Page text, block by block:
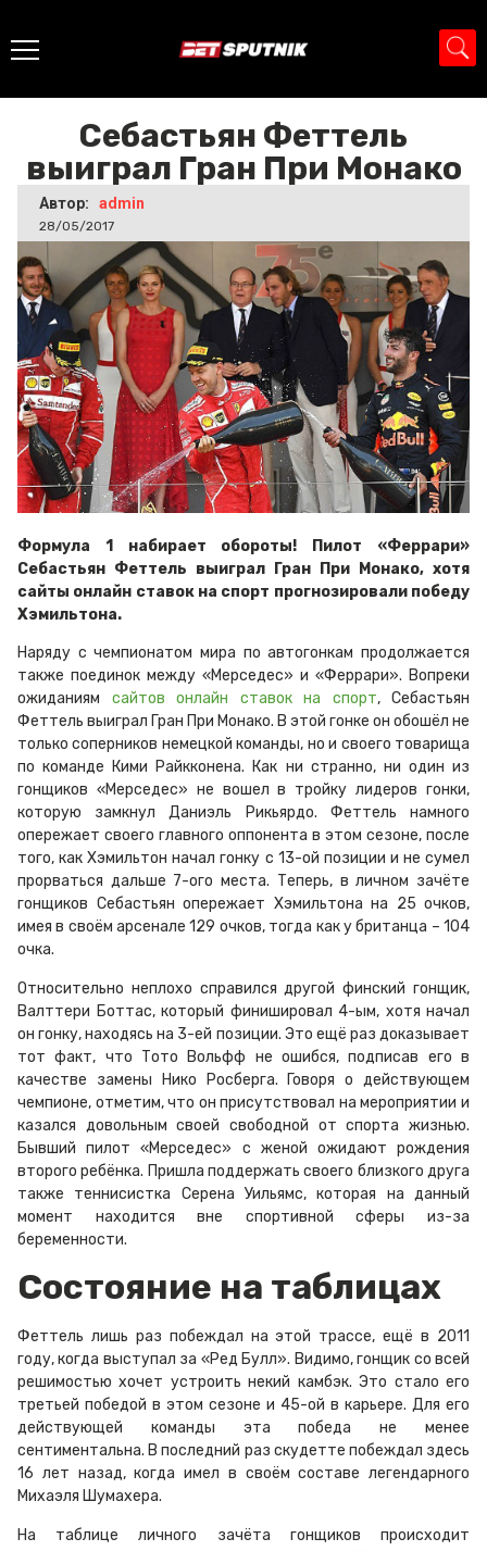
Себастьян Феттель выиграл Гран
Себастьян Феттель
выиграл Гран При Монако
Автор: admin
28/05/2017
Формула 1 набирает обороты! Пилот «Феррари»
Себастьян Феттель выиграл Гран При Монако, хотя
сайты онлайн ставок на спорт прогнозировали победу
Хэмильтона.
Наряду с чемпионатом мира по автогонкам продолжается
также поединок между «Мерседес» и «Феррари». Вопреки
ожиданиям сайтов онлайн ставок на спорт, Себастьян
Феттель выиграл Гран При Монако. В этой гонке он обошёл не
только соперников немецкой команды, но и своего товарища
по команде Кими Райкконена. Как ни странно, ни один из
гонщиков «Мерседес» не вошел в тройку лидеров гонки,
которую замкнул Даниэль Рикьярдо. Феттель намного
опережает своего главного оппонента в этом сезоне, после
того, как Хэмильтон начал гонку с 13-ой позиции и не сумел
прорваться дальше 7-ого места. Теперь, в личном зачёте
гонщиков Себастьян опережает Хэмильтона на 25 очков,
имея в своём арсенале 129 очков, тогда как у британца – 104
очка.
Относительно неплохо справился другой финский гонщик,
Валттери Боттас, который финишировал 4-ым, хотя начал
он гонку, находясь на 3-ей позиции. Это ещё раз доказывает
тот факт, что Тото Вольфф не ошибся, подписав его в
качестве замены Нико Росберга. Говоря о действующем
чемпионе, отметим, что он присутствовал на мероприятии и
казался довольным своей свободной от спорта жизнью.
Бывший пилот «Мерседес» с женой ожидают рождения
второго ребёнка. Пришла поддержать своего близкого друга
также теннисистка Серена Уильямс, которая на данный
момент находится вне спортивной сферы из-за
беременности.
Состояние на таблицах
Феттель лишь раз побеждал на этой трассе, ещё в 2011
году, когда выступал за «Ред Булл». Видимо, гонщик со всей
решимостью хочет устроить некий камбэк. Это стало его
третьей победой в этом сезоне и 45-ой в карьере. Для его
действующей команды эта победа не менее
сентиментальна. В последний раз скудетте побеждал здесь
16 лет назад, когда имел в своём составе легендарного
Михаэля Шумахера.
На таблице личного зачёта гонщиков происходит